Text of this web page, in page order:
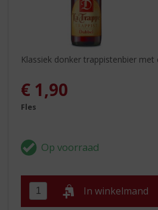
Klassiek donker trappistenbier met
€ 1,90
Fles
In winkelmand